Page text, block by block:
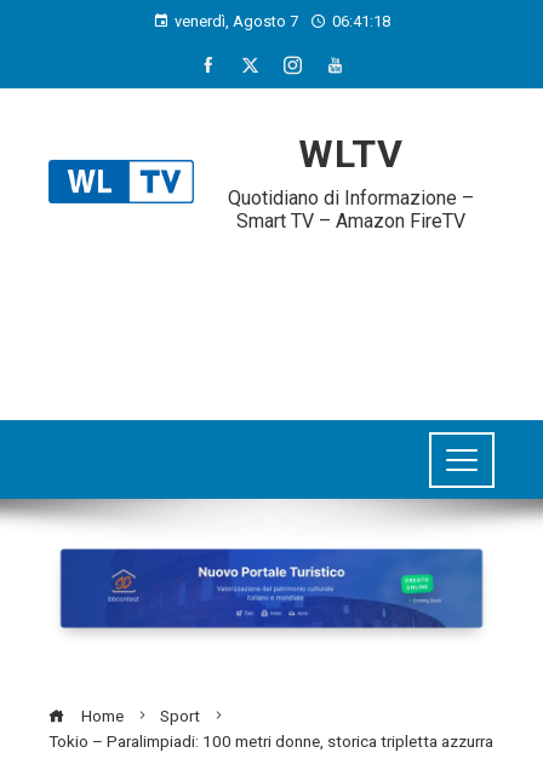
venerdì, Agosto 7 06:41:19
WLTV
Quotidiano di Informazione –
Smart TV – Amazon FireTV
Home
Sport
Tokio – Paralimpiadi: 100 metri donne, storica tripletta azzurra